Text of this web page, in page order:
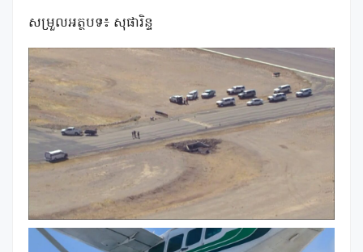
សម្រួលអត្ថបទ៖ សុផារិន្ទ